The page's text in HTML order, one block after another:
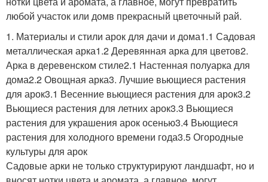
любой участок или домв прекрасный цветочный рай.
1. Материалы и стили арок для дачи и дома1.1 Садовая
металлическая арка1.2 Деревянная арка для цветов2.
Арка в деревенском стиле2.1 Настенная полуарка для
дома2.2 Овощная арка3. Лучшие вьющиеся растения
для арок3.1 Весенние вьющиеся растения для арок3.2
Вьющиеся растения для летних арок3.3 Вьющиеся
растения для украшения арок осенью3.4 Вьющиеся
растения для холодного времени года3.5 Огородные
культуры для арок
Садовые арки не только структурируют ландшафт, но и